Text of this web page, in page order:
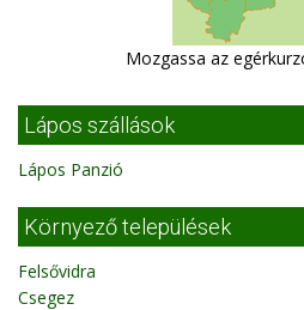
Mozgassa az
Lápos szállások
Lápos Panzió
Környező települések
Felsővidra
Csegez